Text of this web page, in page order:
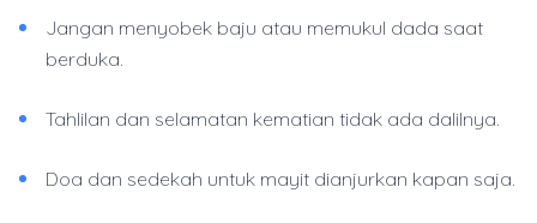
Jangan menyobek baju atau memukul dada saat
berduka.
Tahlilan dan selamatan kematian tidak ada dalilnya.
Doa dan sedekah untuk mayit dianjurkan kapan saja.